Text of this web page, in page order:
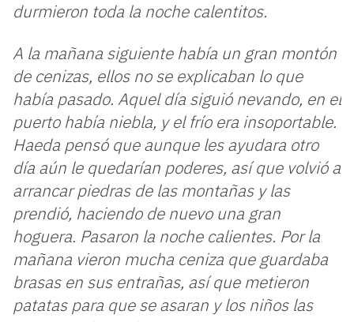
durmieron toda la noche calentitos.
A la mañana siguiente había un gran montón
de cenizas, ellos no se explicaban lo que
había pasado. Aquel día siguió nevando, en el
puerto había niebla, y el frío era insoportable.
Haeda pensó que aunque les ayudara otro
día aún le quedarían poderes, así que volvió a
arrancar piedras de las montañas y las
prendió, haciendo de nuevo una gran
hoguera. Pasaron la noche calientes. Por la
mañana vieron mucha ceniza que guardaba
brasas en sus entrañas, así que metieron
patatas para que se asaran y los niños las